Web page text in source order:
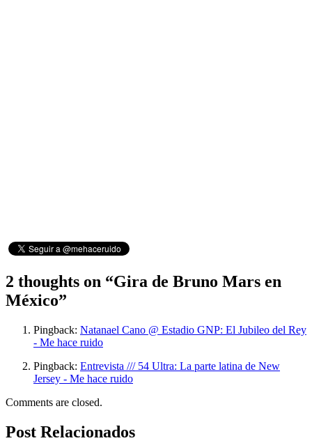
2 thoughts on “Gira de Bruno Mars en
México”
Pingback: Natanael Cano @ Estadio GNP: El Jubileo del Rey
- Me hace ruido
Pingback: Entrevista /// 54 Ultra: La parte latina de New
Jersey - Me hace ruido
Comments are closed.
Post Relacionados